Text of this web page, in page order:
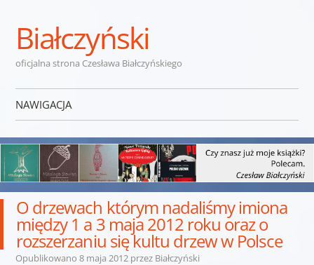
Białczyński
oficjalna strona Czesława Białczyńskiego
NAWIGACJA
O drzewach którym nadaliśmy imiona
między 1 a 3 maja 2012 roku oraz o
rozszerzaniu się kultu drzew w Polsce
Opublikowano 8 maja 2012przez Białczyński